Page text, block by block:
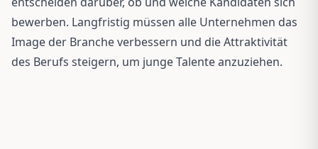
bewerben. Langfristig müssen alle Unternehmen das
Image der Branche verbessern und die Attraktivität
des Berufs steigern, um junge Talente anzuziehen.